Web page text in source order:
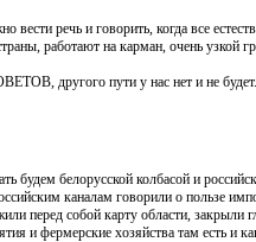
вести речь и говорить, когда все
работают на карман, очень
другого пути у нас нет и не будет.
белорусской колбасой и
каналам говорили о пользе
перед собой карту области,
и фермерские хозяйства там есть